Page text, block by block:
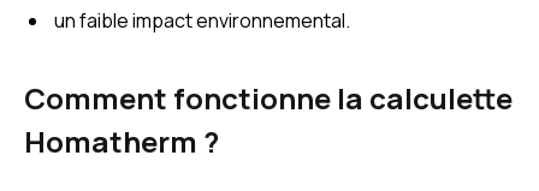
un faible impact environnemental.
Comment fonctionne la calculette
Homatherm ?